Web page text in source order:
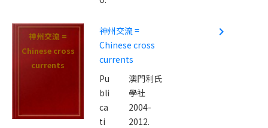
神州交流 =
Chinese cross
currents
神州交流 =
Chinese cross
currents
Pu
bli
ca
ti
澳門利氏
學社
2004-
2012.
navigate_next